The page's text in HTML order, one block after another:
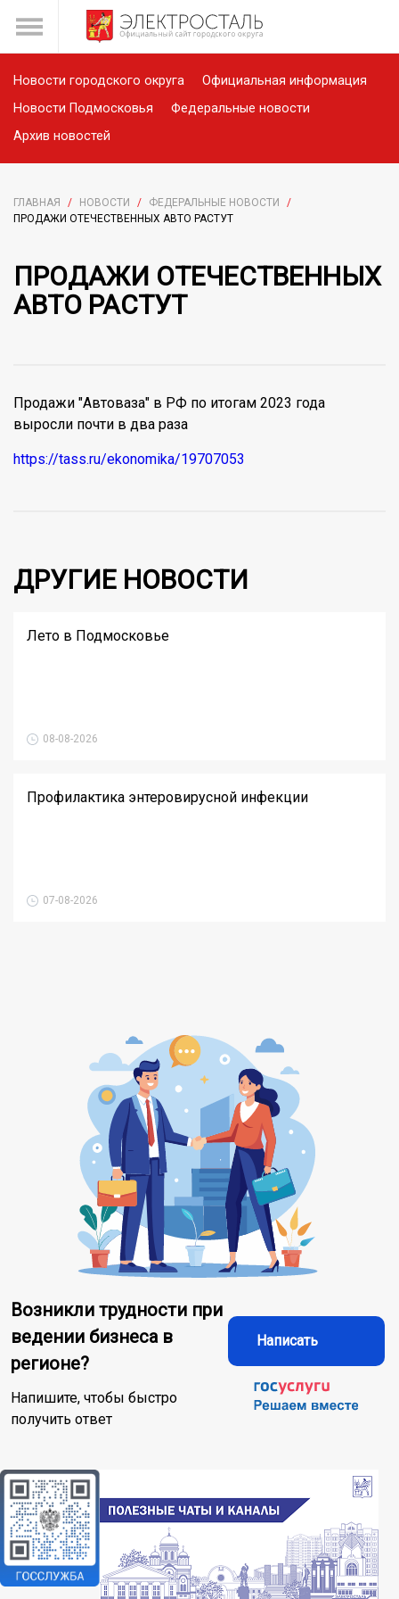
Новости городского округа
Официальная информация
Новости Подмосковья
Федеральные новости
Архив новостей
ГЛАВНАЯ / НОВОСТИ / ФЕДЕРАЛЬНЫЕ НОВОСТИ
/
ПРОДАЖИ ОТЕЧЕСТВЕННЫХ АВТО РАСТУТ
ПРОДАЖИ ОТЕЧЕСТВЕННЫХ
АВТО РАСТУТ
Продажи "Автоваза" в РФ по итогам 2023 года
выросли почти в два раза
https://tass.ru/ekonomika/19707053
ДРУГИЕ НОВОСТИ
Лето в Подмосковье
08-08-2026
Профилактика энтеровирусной инфекции
07-08-2026
Возникли трудности при
ведении бизнеса в
регионе?
Напишите, чтобы быстро
получить ответ
Написать